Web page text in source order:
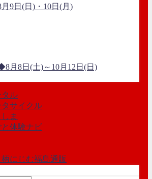
9日(日)・10日(月)
月8日(土)～10月12日(日)